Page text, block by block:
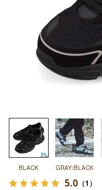
BLACK GRAY/BLACK
5.0 （1）